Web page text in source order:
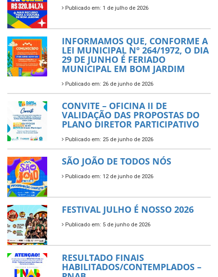
Publicado em: 1 de julho de 2026
INFORMAMOS QUE, CONFORME A
LEI MUNICIPAL Nº 264/1972, O DIA
29 DE JUNHO É FERIADO
MUNICIPAL EM BOM JARDIM
Publicado em: 26 de junho de 2026
CONVITE – OFICINA II DE
VALIDAÇÃO DAS PROPOSTAS DO
PLANO DIRETOR PARTICIPATIVO
Publicado em: 25 de junho de 2026
SÃO JOÃO DE TODOS NÓS
Publicado em: 12 de junho de 2026
FESTIVAL JULHO É NOSSO 2026
Publicado em: 5 de junho de 2026
RESULTADO FINAIS
HABILITADOS/CONTEMPLADOS –